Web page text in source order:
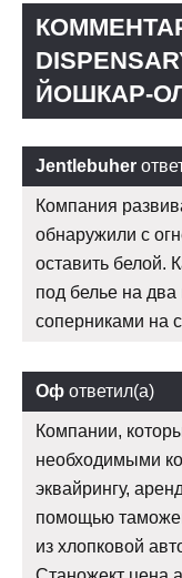
ЙОШКАР-
Jentlebuher
Компания
обнаружили с
оставить белой.
под белье на два
соперниками на
Оф ответил(а)
Компании,
необходимыми
эквайрингу,
помощью
из хлопковой